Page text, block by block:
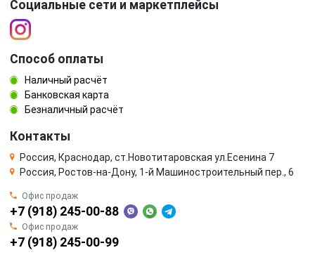
Социальные сети и маркетплейсы
Способ оплаты
Наличный расчёт
Банковская карта
Безналичный расчёт
Контакты
Россия, Краснодар, ст.Новотитаровская ул.Есенина 7
Россия, Ростов-на-Дону, 1-й Машиностроительный пер., 6
Офис продаж
+7 (918) 245-00-88
Офис продаж
+7 (918) 245-00-99